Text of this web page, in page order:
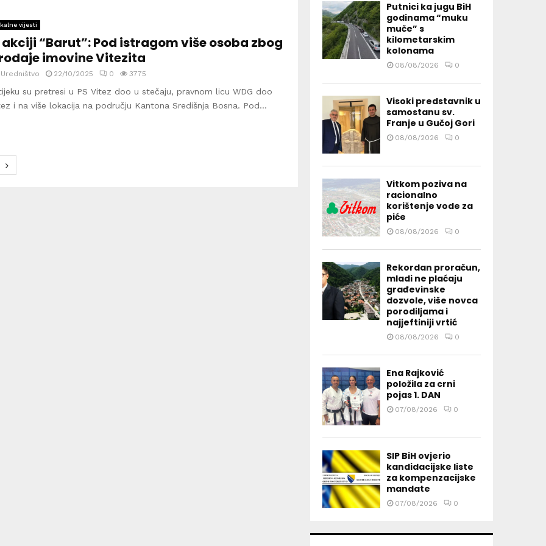
vijesti
akciji “Barut”: Pod istragom više osoba zbog
imovine Vitezita
Uredništvo 22/10/2025 0 3775
su pretresi u PS Vitez doo u stečaju, pravnom licu WDG doo
i na više lokacija na području Kantona Središnja Bosna. Pod...
Putnici ka jugu BiH
godinama “muku
muče” s
kilometarskim
kolonama
08/08/2026 0
Visoki predstavnik u
samostanu sv.
Franje u Gučoj Gori
08/08/2026 0
Vitkom poziva na
racionalno
korištenje vode za
piće
08/08/2026 0
Rekordan proračun,
mladi ne plaćaju
građevinske
dozvole, više novca
porodiljama i
najjeftiniji vrtić
08/08/2026 0
Ena Rajković
položila za crni
pojas 1. DAN
07/08/2026 0
SIP BiH ovjerio
kandidacijske liste
za kompenzacijske
mandate
07/08/2026 0